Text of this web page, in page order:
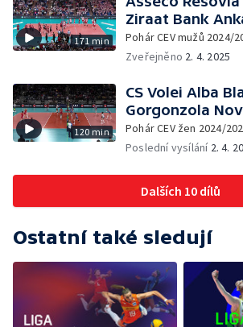
171 min
Ziraat Bank
Pohár CEV mužů 2024/
Zveřejněno 2. 4. 2025
120 min
CS Volei Alba
Gorgonzola
Pohár CEV žen 2024/
Poslední vysílání 2. 4.
Dalších 10 dílů
Ostatní také sledují